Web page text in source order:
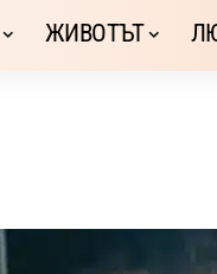
ЖИВОТЪТ